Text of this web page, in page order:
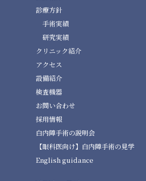
診療方針
手術実績
研究実績
クリニック紹介
アクセス
設備紹介
検査機器
お問い合わせ
採用情報
白内障手術の説明会
【眼科医向け】白内障手術の見学
English guidance